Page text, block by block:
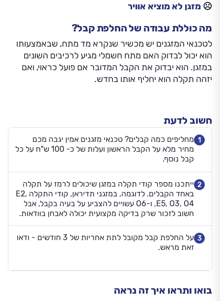
☹️ מזגן לא מוציא אוויר
מה כוללת עבודה של החלפת קבל?
לטכנאי המזגנים יש מכשיר שנקרא מד מתח, שבאמצעותו
הוא יכול לבדוק האם מתח חשמלי מגיע לרכיבים השונים
במזגן. הוא יבדוק את הקבל המדובר אם פועל כראוי, ואם
יזהה תקלה הוא יחליף אותו בחדש.
חשוב לדעת
1 מחליפים כמה קבלים? טכנאי מזגנים אמין יגבה מכם
מחיר מלא על הקבל הראשון ועלות של כ- 100 ש"ח על כל
קבל נוסף.
2 ייתכנו מספר קודי תקלה במזגן שיכולים לרמז על תקלה
באחד הקבלים. לדוגמה, במזגני תדיראן, קודי התקלה E2,
E5, O3, O4, ו-O6 עשויים להצביע על בעיה בקבל, אבל
חשוב לזכור שרק בדיקה מקצועית יכולה לאבחן בוודאות.
3
על החלפת קבל מקובל לתת אחריות של 3 חודשים - ודאו
זאת מראש.
בואו ותראו איך זה נראה